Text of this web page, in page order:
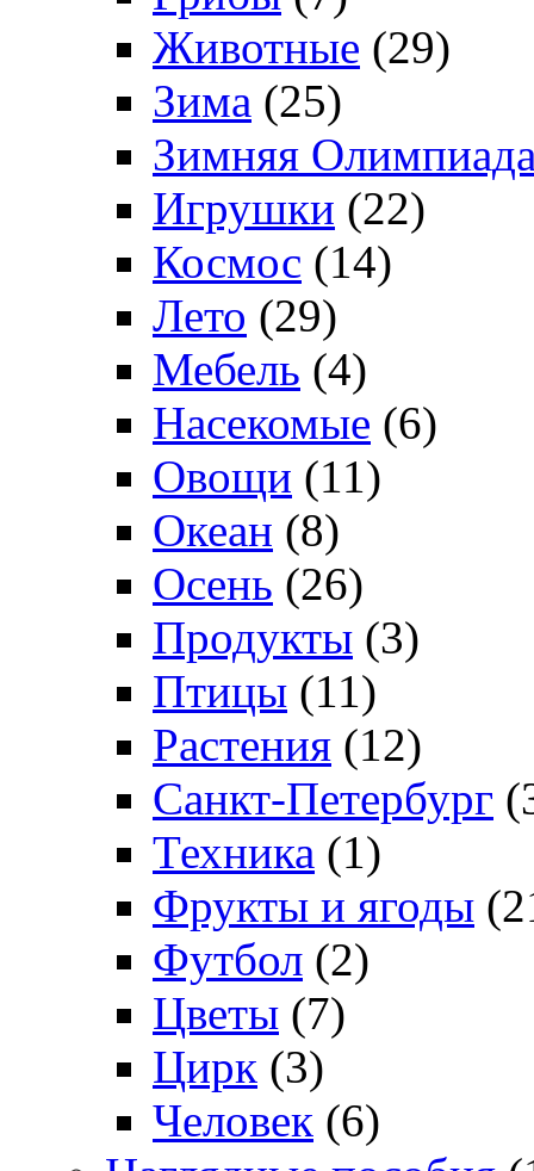
Животные (29)
Зима (25)
Зимняя
Игрушки (22)
Космос (14)
Лето (29)
Мебель (4)
Насекомые (6)
Овощи (11)
Океан (8)
Осень (26)
Продукты (3)
Птицы (11)
Растения (12)
Санкт-Петербург
Техника (1)
Фрукты и ягоды
Футбол (2)
Цветы (7)
Цирк (3)
Человек (6)